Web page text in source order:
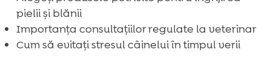
 FAQ
pielii și blănii
Importanța consultațiilor regulate la veterinar
Cum să evitați stresul câinelui în timpul verii